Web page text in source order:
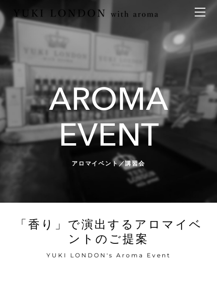
AROMA
EVENT
アロマイベント／講習会
「香り」で演出するアロマイベ
ントのご提案
YUKI LONDON's Aroma Event
最新情報
メディア情報
アロマイベント／講習会
アロマセレモニー《ゲスト参加型演出》
aroma bar【完全会員制】
アロマ空間デザイン
アロマ空間導入の目的・メリット
お問い合わせ
アロマ空間無料体験お申込みフォーム
会社概要
代表の想い
ONLINE SHOP
香りの定期便
オリジナル商品
名入れギフト
特別なギフトセレクション
アロマコラム